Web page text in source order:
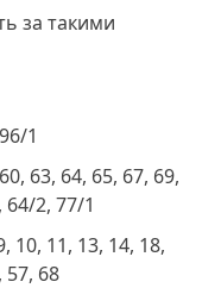
за такими
1
63, 64, 65, 67, 69,
64/2, 77/1
10, 11, 13, 14, 18,
57, 68